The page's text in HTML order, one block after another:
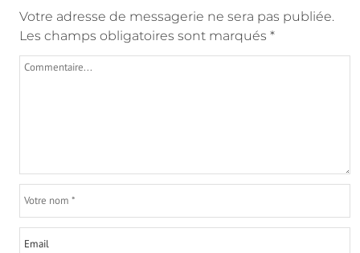
Votre adresse de messagerie ne sera pas publiée.
Les champs obligatoires sont marqués *